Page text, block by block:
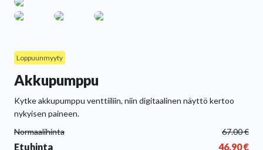
Loppuunmyyty
Akkupumppu
Kytke akkupumppu venttiiliin, niin digitaalinen näyttö kertoo
nykyisen paineen.
Normaalihinta
67.00€
Etuhinta 46.90€